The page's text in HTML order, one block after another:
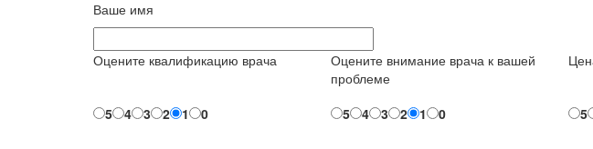
Ваше имя
Оцените квалификацию врача
5 4 3 2 1 0
Оцените внимание врача к вашей
проблеме
5
4 3 2 1 0 5